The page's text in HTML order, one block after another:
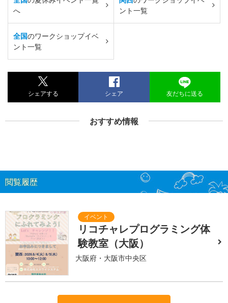
へ
ント一覧
全国のワークショップイベ
ント一覧
シェアする シェア 友だちに送る
おすすめ情報
閲覧履歴
リコチャレプログラミング体
験教室（大阪）
大阪府・大阪市中央区